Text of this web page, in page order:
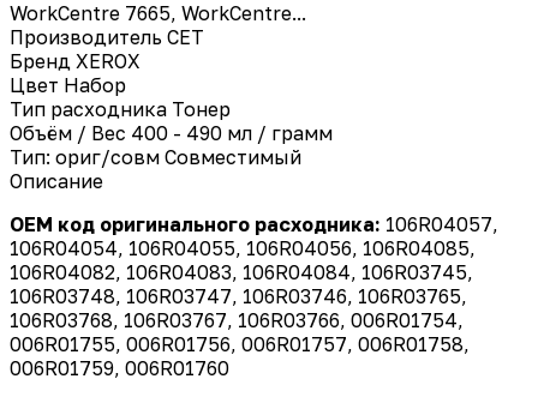
WorkCentre 7665, WorkCentre...
Производитель CET
Бренд XEROX
Цвет Набор
Тип расходника Тонер
Объём / Вес 400 - 490 мл / грамм
Тип: ориг/совм Совместимый
Описание
OEM код оригинального расходника: 106R04057,
106R04054, 106R04055, 106R04056, 106R04085,
106R04082, 106R04083, 106R04084, 106R03745,
106R03748, 106R03747, 106R03746, 106R03765,
106R03768, 106R03767, 106R03766, 006R01754,
006R01755, 006R01756, 006R01757, 006R01758,
006R01759, 006R01760